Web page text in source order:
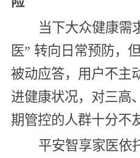
当下大众健康需
医” 转向日常预防，
被动应答，用户不主
进健康状况，对三高
期管控的人群十分不
平安智享家医依